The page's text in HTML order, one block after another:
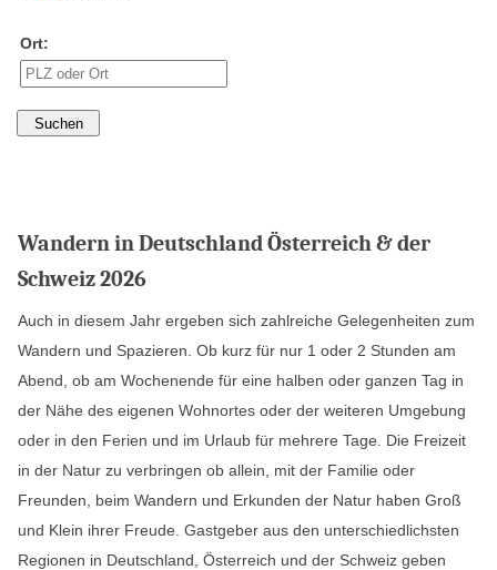
Ort:
Wandern in Deutschland Österreich & der
Schweiz 2026
Auch in diesem Jahr ergeben sich zahlreiche Gelegenheiten zum
Wandern und Spazieren. Ob kurz für nur 1 oder 2 Stunden am
Abend, ob am Wochenende für eine halben oder ganzen Tag in
der Nähe des eigenen Wohnortes oder der weiteren Umgebung
oder in den Ferien und im Urlaub für mehrere Tage. Die Freizeit
in der Natur zu verbringen ob allein, mit der Familie oder
Freunden, beim Wandern und Erkunden der Natur haben Groß
und Klein ihrer Freude. Gastgeber aus den unterschiedlichsten
Regionen in Deutschland, Österreich und der Schweiz geben